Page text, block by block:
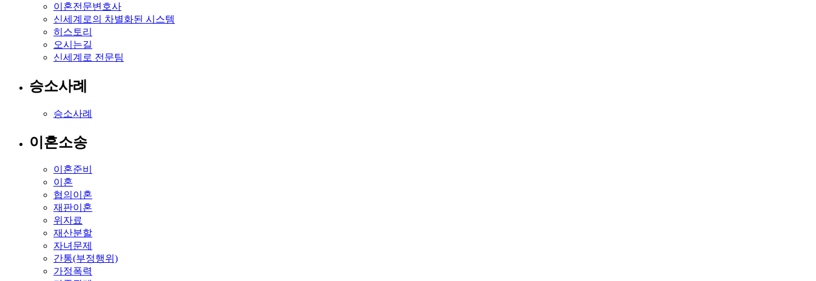
이혼전문변호사
신세계로의 차별화된 시스템
히스토리
오시는길
신세계로 전문팀
승소사례
승소사례
이혼소송
이혼준비
이혼
협의이혼
재판이혼
위자료
재산분할
자녀문제
간통(부정행위)
가정폭력